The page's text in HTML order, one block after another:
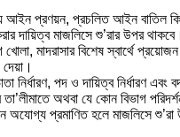
আইন প্রণয়ন, প্রচলিত আইন বাতিল
দায়িত্ব মাজলিসে শু’রার উপর থাকবে।
খোলা, মাদরাসার বিশেষ স্বার্থে
নির্ধারণ, পদ ও দায়িত্ব নির্ধারণ
অথবা যে কোন বিভাগ
অযোগ্য প্রমাণিত হলে মাজলিসে